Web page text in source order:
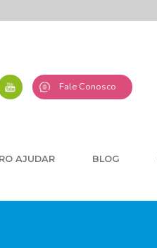
Fale Conosco
AJUDAR BLOG